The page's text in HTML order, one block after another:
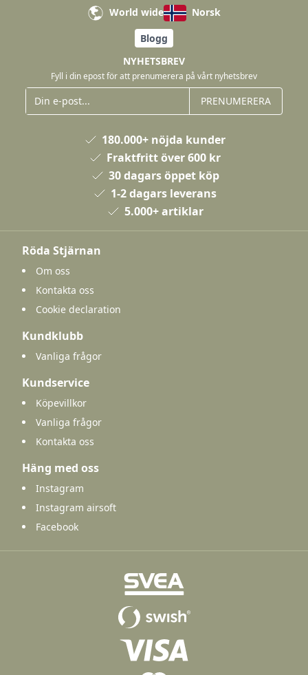
World wide
Norsk
Blogg
NYHETSBREV
Fyll i din epost för att prenumerera på vårt nyhetsbrev
PRENUMERERA
180.000+ nöjda kunder
Fraktfritt över 600 kr
30 dagars öppet köp
1-2 dagars leverans
5.000+ artiklar
Röda Stjärnan
Om oss
Kontakta oss
Cookie declaration
Kundklubb
Vanliga frågor
Kundservice
Köpevillkor
Vanliga frågor
Kontakta oss
Häng med oss
Instagram
Instagram airsoft
Facebook